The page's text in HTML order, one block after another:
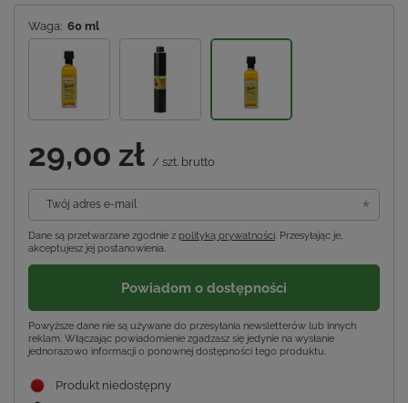
Waga: 60 ml
29,00 zł / szt. brutto
Twój adres e-mail
Dane są przetwarzane zgodnie z polityką prywatności. Przesyłając je,
akceptujesz jej postanowienia.
Powiadom o dostępności
Powyższe dane nie są używane do przesyłania newsletterów lub innych
reklam. Włączając powiadomienie zgadzasz się jedynie na wysłanie
jednorazowo informacji o ponownej dostępności tego produktu.
Produkt niedostępny